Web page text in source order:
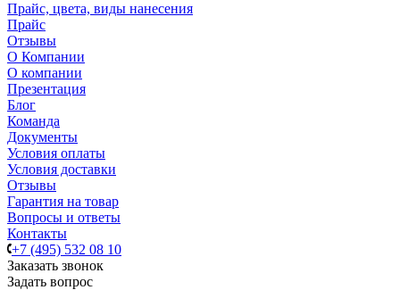
Прайс, цвета, виды нанесения
Прайс
Отзывы
О Компании
О компании
Презентация
Блог
Команда
Документы
Условия оплаты
Условия доставки
Отзывы
Гарантия на товар
Вопросы и ответы
Контакты
+7 (495) 532 08 10
Заказать звонок
Задать вопрос